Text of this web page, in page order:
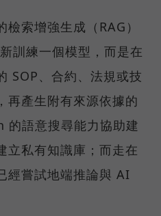
索增強生成（RAG）
訓練一個模型，而是在
SOP、合約、法規或技
再產生附有來源依據的
語意搜尋能力協助建
立私有知識庫；而走在
經嘗試地端推論與 AI